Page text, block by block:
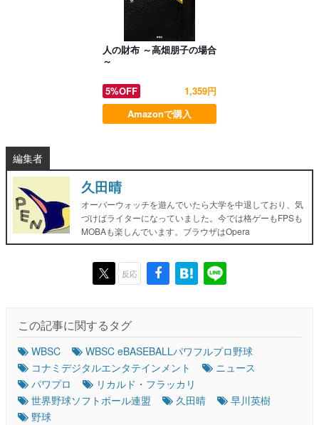
人の財布 ～高畑朋子の場合
～
5%OFF
1,359円
Amazonで購入
編集者
久田晴
オーバーウォッチを遊んでいたら大学を中退しており、気
づけばライターになっていました。今では格ゲーもFPSも
MOBAも楽しんでいます。ブラウザはOpera
反応
この記事に関するタグ
WBSC
WBSC eBASEBALLパワフルプロ野球
コナミデジタルエンタテインメント
ニュース
パワプロ
リカルド・フラッカリ
世界野球ソフトボール連盟
久田晴
早川英樹
野球